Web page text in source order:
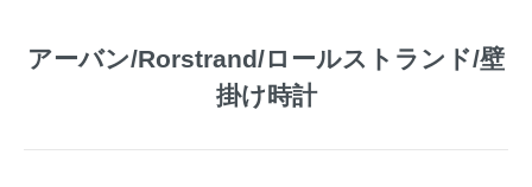
アーバン/Rorstrand/ロールストランド/壁
掛け時計